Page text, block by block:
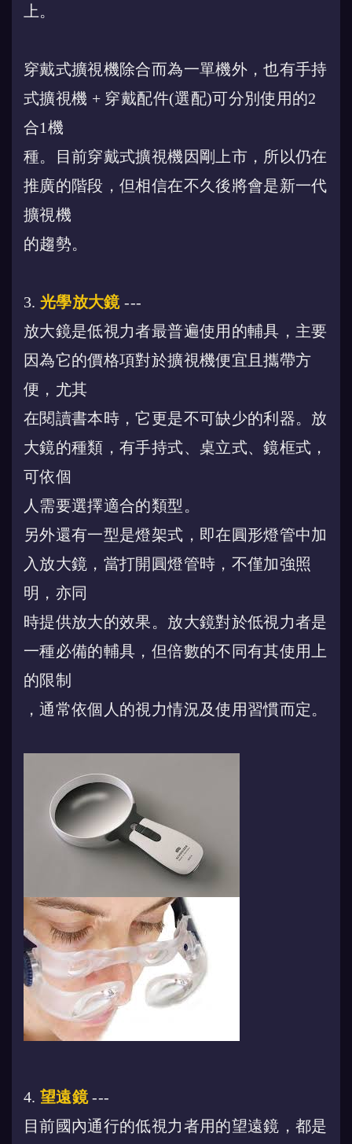
上。
穿戴式擴視機除合而為一單機外，也有手持
式擴視機 + 穿戴配件(選配)可分別使用的2
合1機
種。目前穿戴式擴視機因剛上市，所以仍在
推廣的階段，但相信在不久後將會是新一代
擴視機
的趨勢。
3.光學放大鏡---
放大鏡是低視力者最普遍使用的輔具，主要
因為它的價格項對於擴視機便宜且攜帶方
便，尤其
在閱讀書本時，它更是不可缺少的利器。放
大鏡的種類，有手持式、桌立式、鏡框式，
可依個
人需要選擇適合的類型。
另外還有一型是燈架式，即在圓形燈管中加
入放大鏡，當打開圓燈管時，不僅加強照
明，亦同
時提供放大的效果。放大鏡對於低視力者是
一種必備的輔具，但倍數的不同有其使用上
的限制
，通常依個人的視力情況及使用習慣而定。
4. 望遠鏡---
目前國內通行的低視力者用的望遠鏡，都是